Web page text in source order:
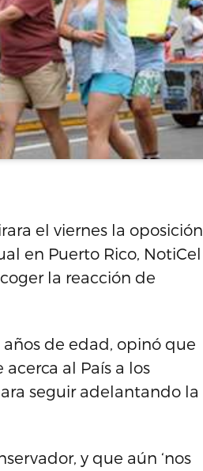
el viernes la oposición
en Puerto Rico, NotiCel
la reacción de
de edad, opinó que
al País a los
seguir adelantando la
y que aún ‘nos